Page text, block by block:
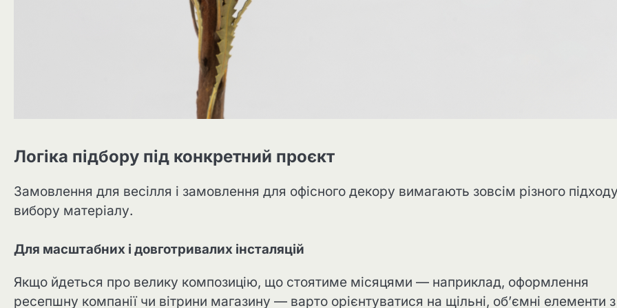
Логіка підбору під конкретний проєкт
Замовлення для весілля і замовлення для офісного декору вимагають зовсім різного
вибору матеріалу.
Для масштабних і довготривалих інсталяцій
Якщо йдеться про велику композицію, що стоятиме місяцями — наприклад, оформлення
ресепшну компанії чи вітрини магазину — варто орієнтуватися на щільні, об’ємні елементи з